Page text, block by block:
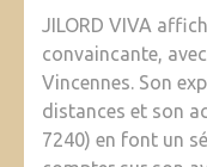
JILORD VIVA
convaincante,
Vincennes. Son
distances et son
7240) en font un